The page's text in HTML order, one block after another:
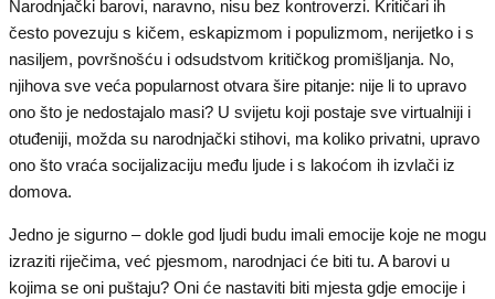
Narodnjački barovi, naravno, nisu bez kontroverzi. Kritičari ih
često povezuju s kičem, eskapizmom i populizmom, nerijetko i s
nasiljem, površnošću i odsudstvom kritičkog promišljanja. No,
njihova sve veća popularnost otvara šire pitanje: nije li to upravo
ono što je nedostajalo masi? U svijetu koji postaje sve virtualniji i
otuđeniji, možda su narodnjački stihovi, ma koliko privatni, upravo
ono što vraća socijalizaciju među ljude i s lakoćom ih izvlači iz
domova.
Jedno je sigurno – dokle god ljudi budu imali emocije koje ne mogu
izraziti riječima, već pjesmom, narodnjaci će biti tu. A barovi u
kojima se oni puštaju? Oni će nastaviti biti mjesta gdje emocije i